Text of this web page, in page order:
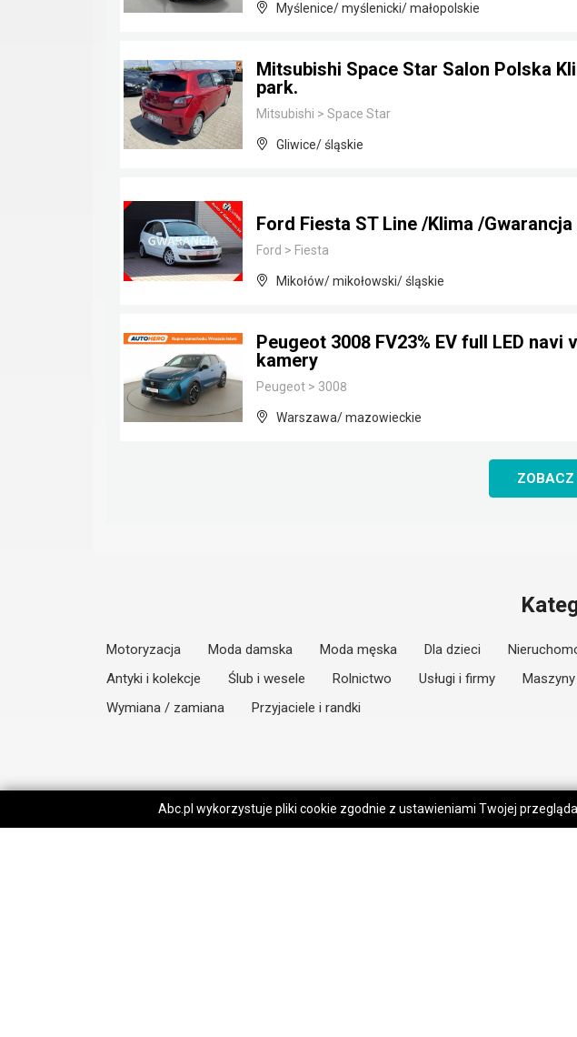
Myślenice/ myślenicki/ małopolskie
Mitsubishi Space Star Salon Polska
park.
Mitsubishi > Space Star
Gliwice/ śląskie
Ford Fiesta ST Line /Klima /
Ford > Fiesta
Mikołów/ mikołowski/ śląskie
Peugeot 3008 FV23% EV full LED
kamery
Peugeot > 3008
Warszawa/ mazowieckie
ZOBACZ
Motoryzacja Moda damska Moda męska Dla dzieci
Antyki i kolekcje
Ślub i wesele Rolnictwo Usługi i firmy
Wymiana / zamiana
Przyjaciele i randki
Abc.pl wykorzystuje pliki cookie zgodnie z ustawieniami Twojej